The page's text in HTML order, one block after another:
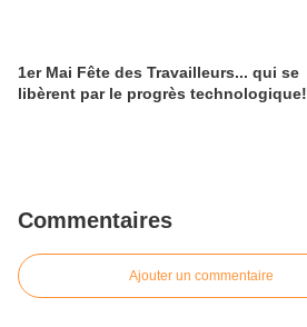
1er Mai Fête des Travailleurs... qui se
libèrent par le progrès technologique!
Commentaires
Ajouter un commentaire